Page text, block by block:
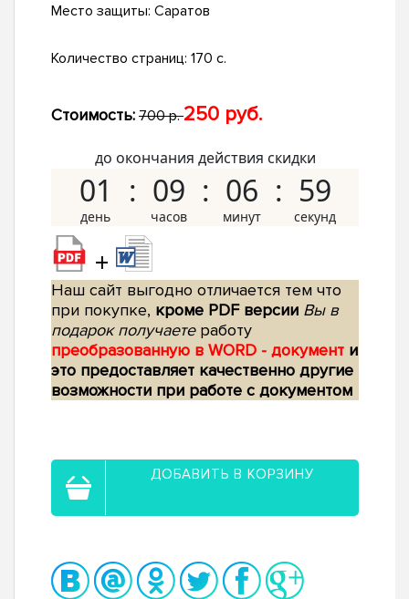
Место защиты: Саратов
Количество страниц: 170 с.
Стоимость: 700 р.250 руб.
до окончания действия скидки
01 09 06 58
+
Наш сайт выгодно отличается тем что
при покупке, кроме PDF версии Вы в
подарок получаетеработу
преобразованную в WORD - документ и
это предоставляет качественно другие
возможности при работе с документом
ДОБАВИТЬ В КОРЗИНУ